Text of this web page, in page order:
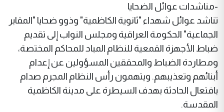
-مناشدات عوائل الضحايا
تناشد عوائل شهداء "ثانوية الكاظمية" وذوو ضحايا "المقابر
الجماعية" الحكومة العراقية ومجلس النواب إلى تقديم
ضباط الأجهزة القمعية للنظام المباد للمحاكم المختصة،
ومطاردة الضباط والمحققين المسؤولين عن إعدام
أبنائهم وتعذيبهم. ويتهمون رأس النظام المجرم صدام
بافتعال الحادثة بهدف السيطرة على مدينة الكاظمية
المقدسة.